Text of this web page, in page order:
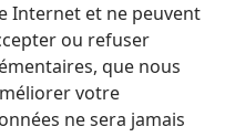
Internet et ne peuvent
ou refuser
que nous
votre
ne sera jamais